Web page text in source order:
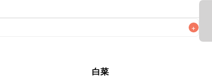
+
くお早めにお召し上がりください。
白菜